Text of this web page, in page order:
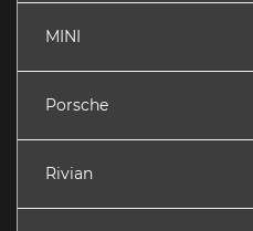
MINI
Porsche
Rivian